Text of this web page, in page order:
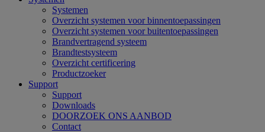
Systemen
Overzicht systemen voor binnentoepassingen
Overzicht systemen voor buitentoepassingen
Brandvertragend systeem
Brandtestsysteem
Overzicht certificering
Productzoeker
Support
Support
Downloads
DOORZOEK ONS AANBOD
Contact